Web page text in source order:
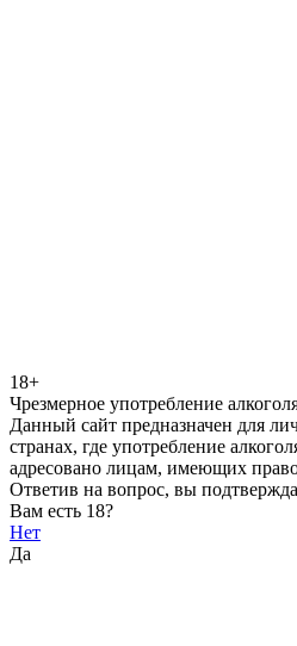
18+
Чрезмерное употребление
Данный сайт предназначен для
странах, где употребление
адресовано лицам, имеющих право
Ответив на вопрос, вы
Вам есть 18?
Нет
Да